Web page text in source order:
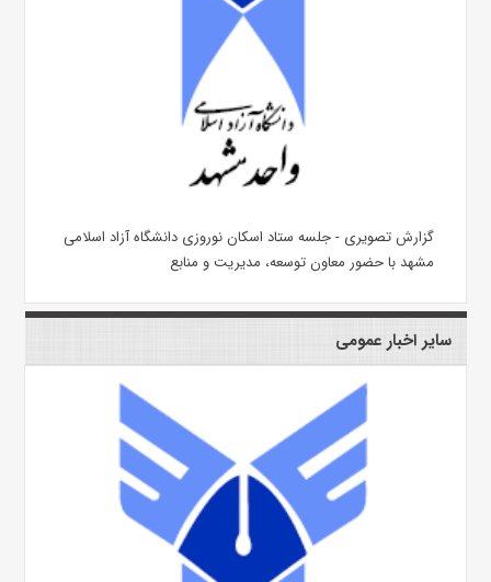
گزارش تصویری - جلسه ستاد اسکان نوروزی دانشگاه آزاد اسلامی
مشهد با حضور معاون توسعه، مدیریت و منابع
سایر اخبار عمومی